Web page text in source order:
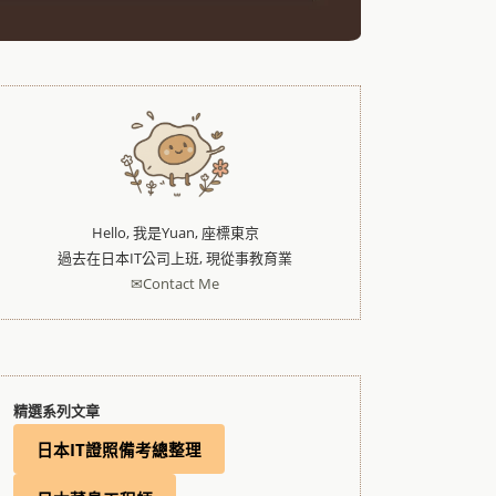
Hello, 我是Yuan, 座標東京
過去在日本IT公司上班, 現從事教育業
✉Contact Me
精選系列文章
日本IT證照備考總整理